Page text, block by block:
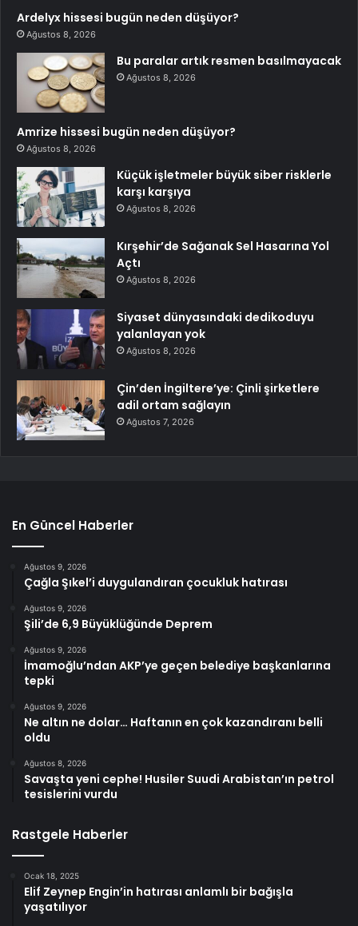
Ardelyx hissesi bugün neden düşüyor?
Ağustos 8, 2026
Bu paralar artık resmen basılmayacak
Ağustos 8, 2026
Amrize hissesi bugün neden düşüyor?
Ağustos 8, 2026
Küçük işletmeler büyük siber risklerle
karşı karşıya
Ağustos 8, 2026
Kırşehir’de Sağanak Sel Hasarına Yol
Açtı
Ağustos 8, 2026
Siyaset dünyasındaki dedikoduyu
yalanlayan yok
Ağustos 8, 2026
Çin’den İngiltere’ye: Çinli şirketlere
adil ortam sağlayın
Ağustos 7, 2026
En Güncel Haberler
Ağustos 9, 2026
Çağla Şıkel’i duygulandıran çocukluk hatırası
Ağustos 9, 2026
Şili’de 6,9 Büyüklüğünde Deprem
Ağustos 9, 2026
İmamoğlu’ndan AKP’ye geçen belediye başkanlarına
tepki
Ağustos 9, 2026
Ne altın ne dolar… Haftanın en çok kazandıranı belli
oldu
Ağustos 8, 2026
Savaşta yeni cephe! Husiler Suudi Arabistan’ın petrol
tesislerini vurdu
Rastgele Haberler
Ocak 18, 2025
Elif Zeynep Engin’in hatırası anlamlı bir bağışla
yaşatılıyor